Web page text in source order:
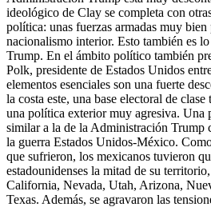
ideológico de Clay se completa con
política: unas fuerzas armadas muy bien
nacionalismo interior. Esto también es
Trump. En el ámbito político también
Polk, presidente de Estados Unidos
elementos esenciales son una fuerte
la costa este, una base electoral de
una política exterior muy agresiva. Una
similar a la de la Administración Trump
la guerra Estados Unidos-México.
que sufrieron, los mexicanos tuvieron
estadounidenses la mitad de su
California, Nevada, Utah, Arizona,
Texas. Además, se agravaron las